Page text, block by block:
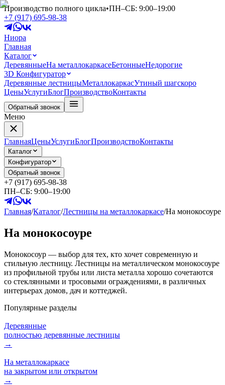
Производство полного цикла•ПН–СБ: 9:00–19:00
+7 (917) 695-98-38
Ниора
Главная
Каталог
ДеревянныеНа металлокаркасеБетонныеНедорогие
3D Конфигуратор
Деревянные лестницыМеталлокаркасУтиный шагскоро
ЦеныУслугиБлогПроизводствоКонтакты
Обратный звонок
Меню
ГлавнаяЦеныУслугиБлогПроизводствоКонтакты
Каталог
Конфигуратор
Обратный звонок
+7 (917) 695-98-38
ПН–СБ: 9:00–19:00
Главная/Каталог/Лестницы на металлокаркасе/На монокосоуре
На монокосоуре
Монокосоур — выбор для тех, кто хочет современную и
стильную лестницу. Лестницы на металлическом монокосоуре
из профильной трубы или листа металла хорошо сочетаются
со стеклянными и тросовыми ограждениями, в различных
интерьерах домов, дач и коттеджей.
Популярные разделы
Деревянные
полностью деревянные лестницы
→
На металлокаркасе
на закрытом или открытом
→